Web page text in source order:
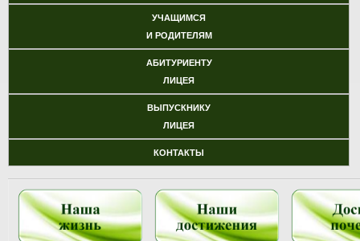
УЧАЩИМСЯ
И РОДИТЕЛЯМ
АБИТУРИЕНТУ
ЛИЦЕЯ
ВЫПУСКНИКУ
ЛИЦЕЯ
КОНТАКТЫ